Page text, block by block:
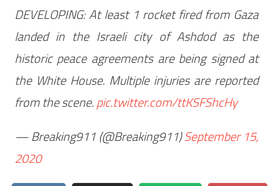
DEVELOPING: At least 1 rocket fired from Gaza
landed in the Israeli city of Ashdod as the
historic peace agreements are being signed at
the White House. Multiple injuries are reported
from the scene.pic.twitter.com/ttKSFShcHy
— Breaking911 (@Breaking911)September 15,
2020